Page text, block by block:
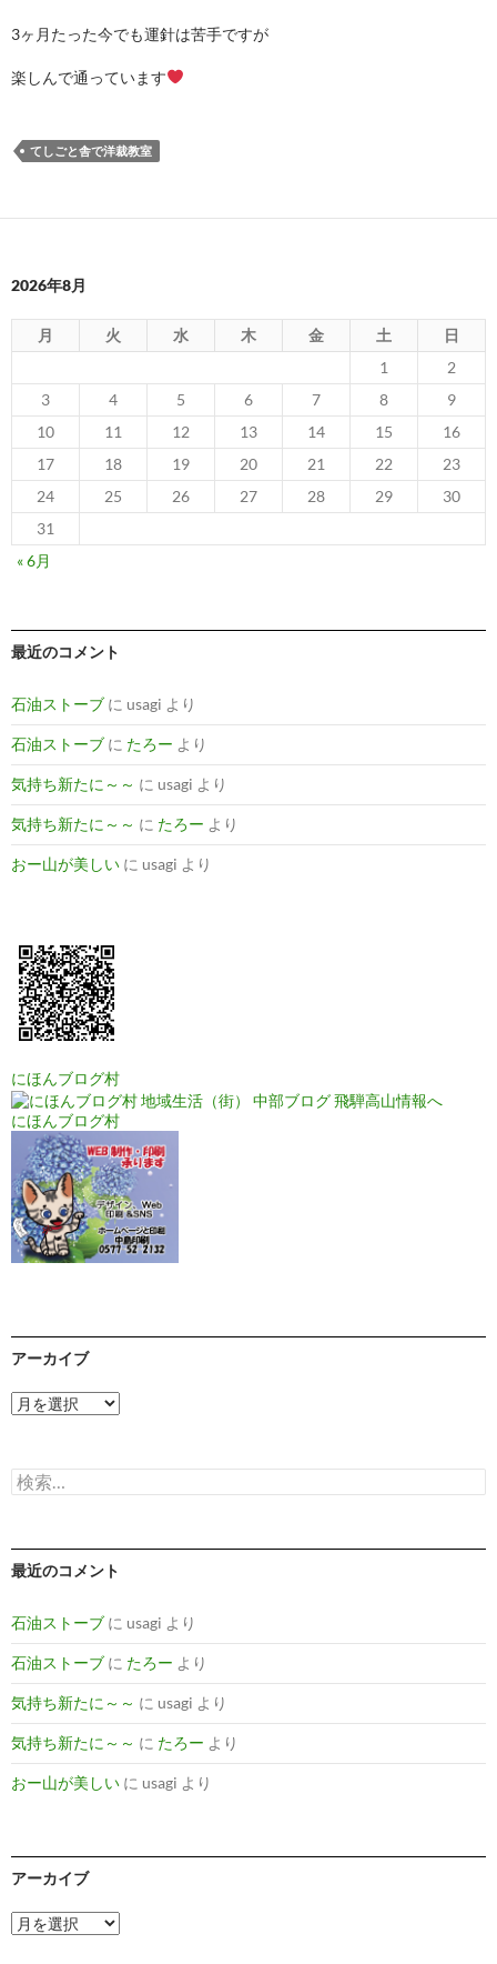
3ヶ月たった今でも運針は苦手ですが
楽しんで通っています
てしごと舎で洋裁教室
2026年8月
月 火 水 木 金 土
日
1
2
3
4 5 6 7 8
9
10
11 12 13 14 15
16
17
18 19 20 21 22
23
24
25 26 27 28 29
30
31
« 6月
最近のコメント
石油ストーブ に usagi より
石油ストーブ に たろー より
気持ち新たに～～ に usagi より
気持ち新たに～～ に たろー より
おー山が美しい に usagi より
にほんブログ村
にほんブログ村
アーカイブ
ア
ー
ブ
検
索:
最近のコメント
石油ストーブ に usagi より
石油ストーブ に たろー より
気持ち新たに～～ に usagi より
気持ち新たに～～ に たろー より
おー山が美しい に usagi より
アーカイブ
ア
ー